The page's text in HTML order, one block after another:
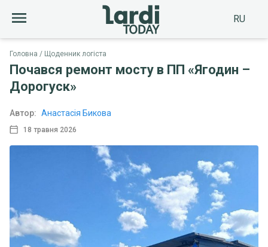
RU
Головна Щоденник логіста
Почався ремонт мосту в ПП «Ягодин –
Дорогуск»
18 травня 2026
Автор: Анастасія Бикова